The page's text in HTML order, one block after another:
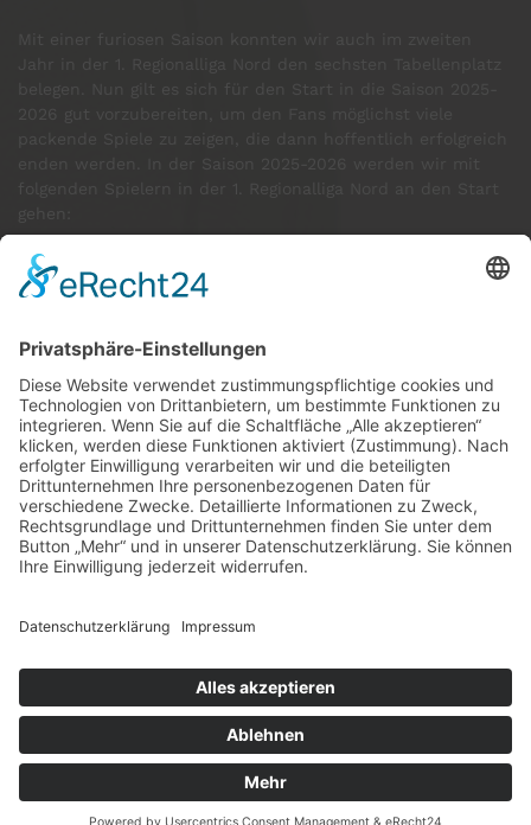
Mit einer furiosen Saison konnten wir auch im zweiten
Jahr in der 1. Regionalliga Nord den sechsten Tabellenplatz
packende Spiele zu zeigen, die dann hoffentlich erfolgreich
GÄSTE ONLINE
Aktuell:8 Gäste
Rekord: 922 Gäste am 30. Mai 2026 @ 21:22
LETZTEMATCHES
DBV CHARLOTTENBURG 79 60 RED DEVILS
Umsetzung:www.mumbomedia.de